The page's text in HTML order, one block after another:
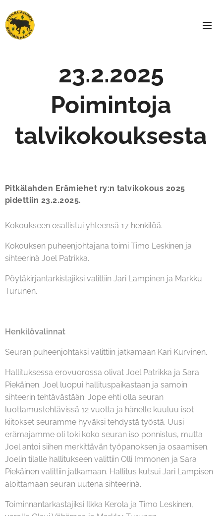
23.2.2025
Poimintoja
talvikokouksesta
Pitkälahden Erämiehet ry:n talvikokous 2025
pidettiin 23.2.2025.
Kokoukseen osallistui yhteensä 17 henkilöä.
Kokouksen puheenjohtajana toimi Timo Leskinen ja
sihteerinä Joel Patrikka.
Pöytäkirjantarkistajiksi valittiin Jari Lampinen ja Markku
Turunen.
Henkilövalinnat
Seuran puheenjohtaksi valittiin jatkamaan Kari Kurvinen.
Hallituksessa erovuorossa olivat Joel Patrikka ja Sara
Piekäinen. Joel luopui hallituspaikastaan ja samoin
sihteerin tehtävästään. Jope ehti olla seuran
luottamustehtävissä 12 vuotta ja hänelle kuuluu isot
kiitokset seuramme hyväksi tehdystä työstä. Uusi
erämajamme oli toki koko seuran iso ponnistus, mutta
Joel antoi siihen merkittävän työpanoksen ja osaamisen.
Joelin tilalle hallitukseen valittiin Olli Immonen ja Sara
Piekäinen valittiin jatkamaan. Hallitus kutsui Jari Lampisen
aloittamaan seuran uutena sihteerinä.
Toiminnantarkastajiksi Ilkka Kerola ja Timo Leskinen,